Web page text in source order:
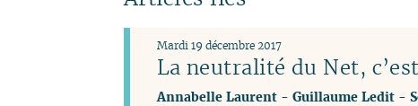
La neutralité du Net,
Mardi 19 décembre 2017
Annabelle Laurent- Guillaume Ledit-